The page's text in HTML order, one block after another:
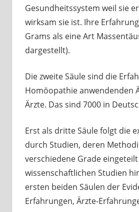
Gesundheitssystem weil sie
wirksam sie ist. Ihre
Grams als eine Art
dargestellt).
Die zweite Säule sind die
Homöopathie anwendenden
Ärzte. Das sind 7000 in
Erst als dritte Säule folgt die
durch Studien, deren
verschiedene Grade
wissenschaftlichen Studien
ersten beiden Säulen der
Erfahrungen, Ärzte-